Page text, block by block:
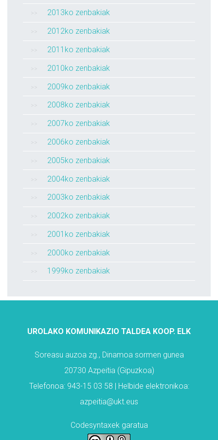
2013ko zenbakiak
2012ko zenbakiak
2011ko zenbakiak
2010ko zenbakiak
2009ko zenbakiak
2008ko zenbakiak
2007ko zenbakiak
2006ko zenbakiak
2005ko zenbakiak
2004ko zenbakiak
2003ko zenbakiak
2002ko zenbakiak
2001ko zenbakiak
2000ko zenbakiak
1999ko zenbakiak
UROLAKO KOMUNIKAZIO TALDEA KOOP. ELK
Soreasu auzoa zg., Dinamoa sormen gunea
20730 Azpeitia (Gipuzkoa)
Telefonoa: 943-15 03 58 | Helbide elektronikoa:
azpeitia@ukt.eus
Codesyntaxek garatua